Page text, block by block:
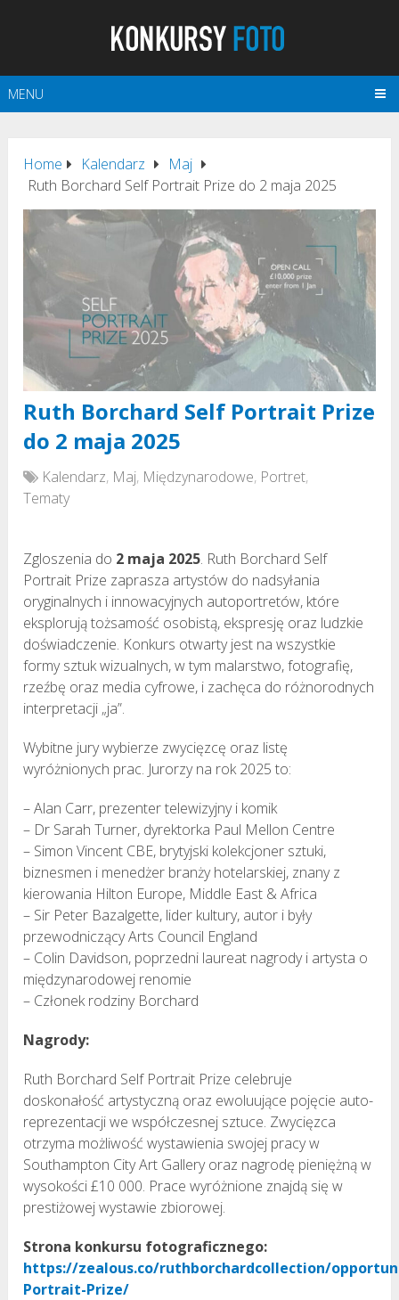
MENU
Home Kalendarz
Maj
Ruth Borchard Self Portrait Prize do 2 maja 2025
Ruth Borchard Self Portrait Prize
do 2 maja 2025
Kalendarz, Maj, Międzynarodowe, Portret,
Tematy
Zgloszenia do 2 maja 2025. Ruth Borchard Self
Portrait Prize zaprasza artystów do nadsyłania
oryginalnych i innowacyjnych autoportretów, które
eksplorują tożsamość osobistą, ekspresję oraz ludzkie
doświadczenie. Konkurs otwarty jest na wszystkie
formy sztuk wizualnych, w tym malarstwo, fotografię,
rzeźbę oraz media cyfrowe, i zachęca do różnorodnych
interpretacji „ja”.
Wybitne jury wybierze zwycięzcę oraz listę
wyróżnionych prac. Jurorzy na rok 2025 to:
– Alan Carr, prezenter telewizyjny i komik
– Dr Sarah Turner, dyrektorka Paul Mellon Centre
– Simon Vincent CBE, brytyjski kolekcjoner sztuki,
biznesmen i menedżer branży hotelarskiej, znany z
kierowania Hilton Europe, Middle East & Africa
– Sir Peter Bazalgette, lider kultury, autor i były
przewodniczący Arts Council England
– Colin Davidson, poprzedni laureat nagrody i artysta o
międzynarodowej renomie
– Członek rodziny Borchard
Nagrody:
Ruth Borchard Self Portrait Prize celebruje
doskonałość artystyczną oraz ewoluujące pojęcie auto-
reprezentacji we współczesnej sztuce. Zwycięzca
otrzyma możliwość wystawienia swojej pracy w
Southampton City Art Gallery oraz nagrodę pieniężną w
wysokości £10 000. Prace wyróżnione znajdą się w
prestiżowej wystawie zbiorowej.
Strona konkursu fotograficznego:
https://zealous.co/ruthborchardcollection/
Portrait-Prize/